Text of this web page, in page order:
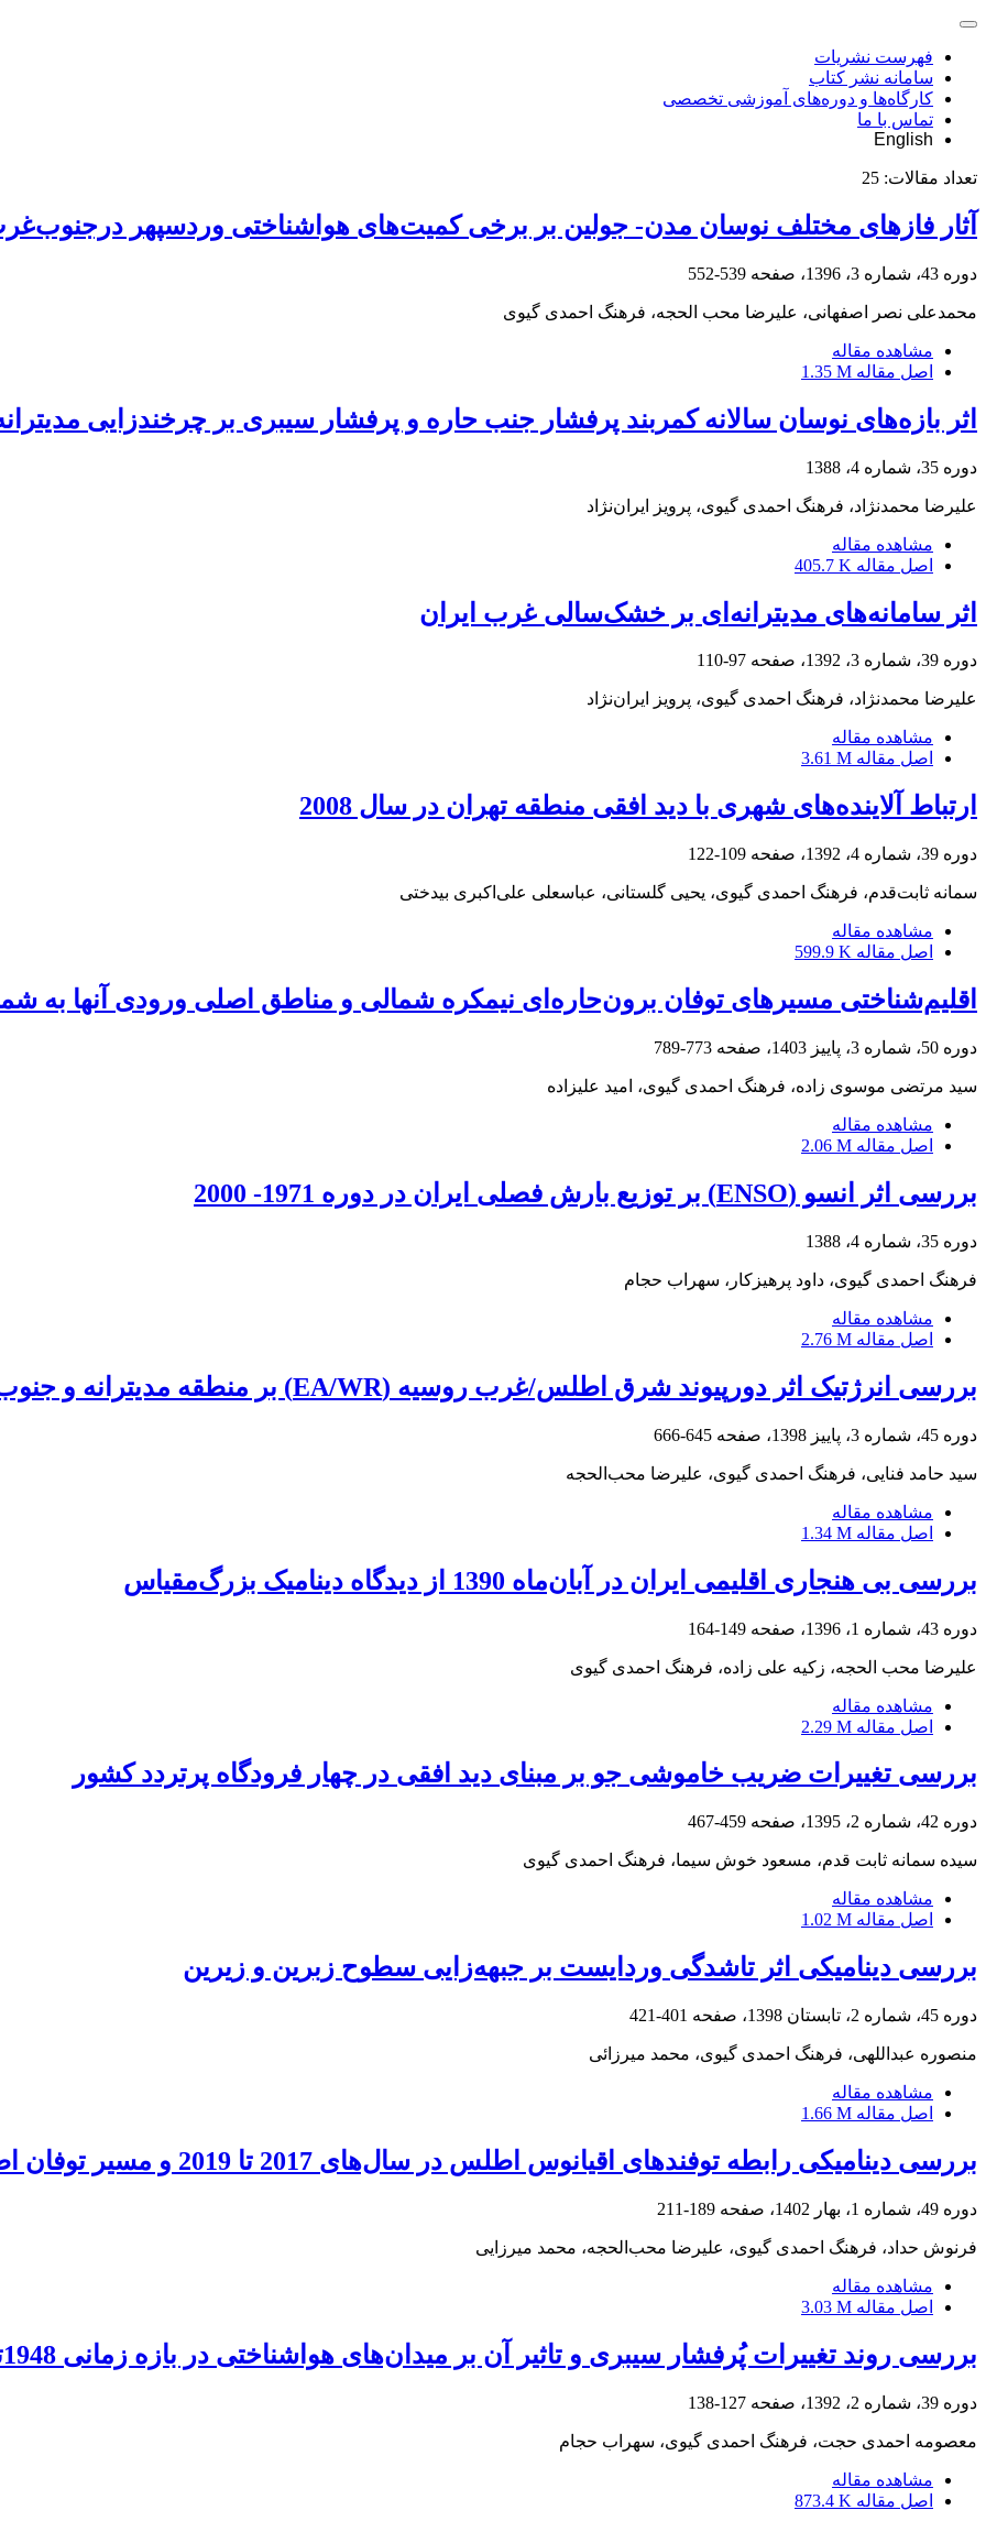
فهرست نشریات
سامانه نشر کتاب
کارگاه‌ها و دوره‌های آموزشی تخصصی
تماس با ما
English
تعداد مقالات: 25
آثار فازهای مختلف نوسان مدن- جولین بر برخی کمیت‌های هواشناختی وردسپهر
دوره 43، شماره 3، 1396، صفحه 539-552
محمدعلی نصر اصفهانی، علیرضا محب الحجه، فرهنگ احمدی گیوی
مشاهده مقاله
اصل مقاله 1.35 M
اثر بازه‌های نوسان سالانه کمربند پرفشار جنب حاره و پرفشار سیبری بر چرخندزایی
دوره 35، شماره 4، 1388
علیرضا محمدنژاد، فرهنگ احمدی گیوی، پرویز ایران‌نژاد
مشاهده مقاله
اصل مقاله 405.7 K
اثر سامانه‌‌های مدیترانه‌‌ای بر خشک‌سالی غرب ایران
دوره 39، شماره 3، 1392، صفحه 97-110
علیرضا محمدنژاد، فرهنگ احمدی گیوی، پرویز ایران‌نژاد
مشاهده مقاله
اصل مقاله 3.61 M
ارتباط آلاینده‌های شهری با دید افقی منطقه تهران در سال 2008
دوره 39، شماره 4، 1392، صفحه 109-122
سمانه ثابت‌قدم، فرهنگ احمدی گیوی، یحیی گلستانی، عباسعلی علی‌اکبری بیدختی
مشاهده مقاله
اصل مقاله 599.9 K
اقلیم‌شناختی مسیرهای توفان برون‌حاره‌ای نیمکره شمالی و مناطق اصلی ورودی آنها به
دوره 50، شماره 3، پاییز 1403، صفحه 773-789
سید مرتضی موسوی زاده، فرهنگ احمدی گیوی، امید علیزاده
مشاهده مقاله
اصل مقاله 2.06 M
بررسی اثر انسو (ENSO) بر توزیع بارش فصلی ایران در دوره 1971- 2000
دوره 35، شماره 4، 1388
فرهنگ احمدی گیوی، داود پرهیزکار، سهراب حجام
مشاهده مقاله
اصل مقاله 2.76 M
بررسی انرژتیک اثر دورپیوند شرق اطلس/غرب روسیه (EA/WR) بر منطقه مدیترانه و جنوب‌غرب آسیا
دوره 45، شماره 3، پاییز 1398، صفحه 645-666
سید حامد فنایی، فرهنگ احمدی گیوی، علیرضا محب‌الحجه
مشاهده مقاله
اصل مقاله 1.34 M
بررسی بی هنجاری اقلیمی ایران در آبان‌ماه 1390 از دیدگاه دینامیک بزرگ‌مقیاس
دوره 43، شماره 1، 1396، صفحه 149-164
علیرضا محب الحجه، زکیه علی زاده، فرهنگ احمدی گیوی
مشاهده مقاله
اصل مقاله 2.29 M
بررسی تغییرات ضریب خاموشی جو بر مبنای دید افقی در چهار فرودگاه پرتردد کشور
دوره 42، شماره 2، 1395، صفحه 459-467
سیده سمانه ثابت قدم، مسعود خوش سیما، فرهنگ احمدی گیوی
مشاهده مقاله
اصل مقاله 1.02 M
بررسی دینامیکی اثر تاشدگی وردایست بر جبهه‌زایی سطوح زبرین و زیرین
دوره 45، شماره 2، تابستان 1398، صفحه 401-421
منصوره عبداللهی، فرهنگ احمدی گیوی، محمد میرزائی
مشاهده مقاله
اصل مقاله 1.66 M
بررسی دینامیکی رابطه توفندهای اقیانوس اطلس در سال‌های 2017 تا 2019 و مسیر توفان اطلس با استفاده از رهیافت انرژی
دوره 49، شماره 1، بهار 1402، صفحه 189-211
فرنوش حداد، فرهنگ احمدی گیوی، علیرضا محب‌الحجه، محمد میرزایی
مشاهده مقاله
اصل مقاله 3.03 M
بررسی روند تغییرات پُرفشار سیبری و تاثیر آن بر میدان‌‌های هواشناختی در بازه زمانی 1948تا 2008
دوره 39، شماره 2، 1392، صفحه 127-138
معصومه احمدی حجت، فرهنگ احمدی گیوی، سهراب حجام
مشاهده مقاله
اصل مقاله 873.4 K